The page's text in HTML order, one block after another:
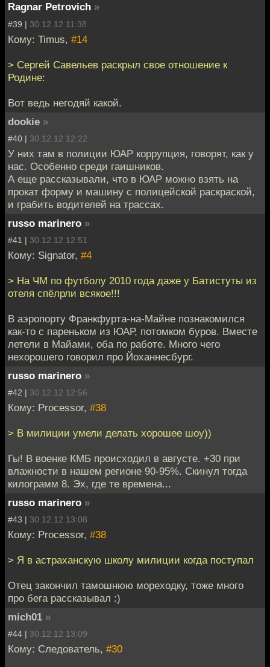
Ragnar Petrovich »
#39 | 30.12.12 11:38
Кому: Timus, #14
> Сергей Савельев раскрыл свое отношение к
Родине:
Вот ведь негодяй какой.
dookie »
#40 | 30.12.12 12:22
У них там в полиции ЮАР коррупция, говорят, как у
нас. Особенно среди гаишников.
А еще рассказывали, что в ЮАР можно взять на
прокат форму и машину с полицейской раскраской,
и грабить водителей на трассах.
russo marinero »
#41 | 30.12.12 12:51
Кому: Signator, #4
> На ЧМ по футболу 2010 года даже у Батистуты из
отеля спёлрли всякое!!!
В аэропорту Франкфурта-на-Майне познакомился
как-то с пареньком из ЮАР, потомком буров. Вместе
летели в Майами, оба по работе. Много чего
нехорошего говорил про Йоханнесбург.
russo marinero »
#42 | 30.12.12 12:56
Кому: Processor, #38
> В милиции умели делать хорошее шоу))
Гы! В военке КМБ происходил в августе. +30 при
влажности в нашем регионе 90-95%. Скинул тогда
килограмм 8. Эх, где те времена...
russo marinero »
#43 | 30.12.12 13:08
Кому: Processor, #38
> Я в астраханскую школу милиции когда поступал
Отец закончил тамошнюю мореходку, тоже много
про бега рассказывал :)
mich01 »
#44 | 30.12.12 13:09
Кому: Следователь, #30